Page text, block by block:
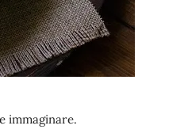
immaginare.